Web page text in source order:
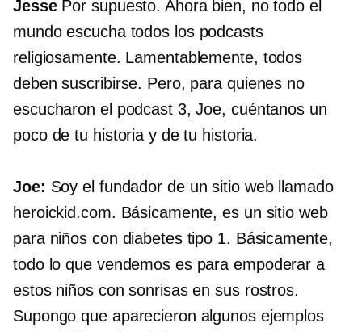
JessePor supuesto. Ahora bien, no todo el
mundo escucha todos los podcasts
religiosamente. Lamentablemente, todos
deben suscribirse. Pero, para quienes no
escucharon el podcast 3, Joe, cuéntanos un
poco de tu historia y de tu historia.
Joe: Soy el fundador de un sitio web llamado
heroickid.com. Básicamente, es un sitio web
para niños con diabetes tipo 1. Básicamente,
todo lo que vendemos es para empoderar a
estos niños con sonrisas en sus rostros.
Supongo que aparecieron algunos ejemplos